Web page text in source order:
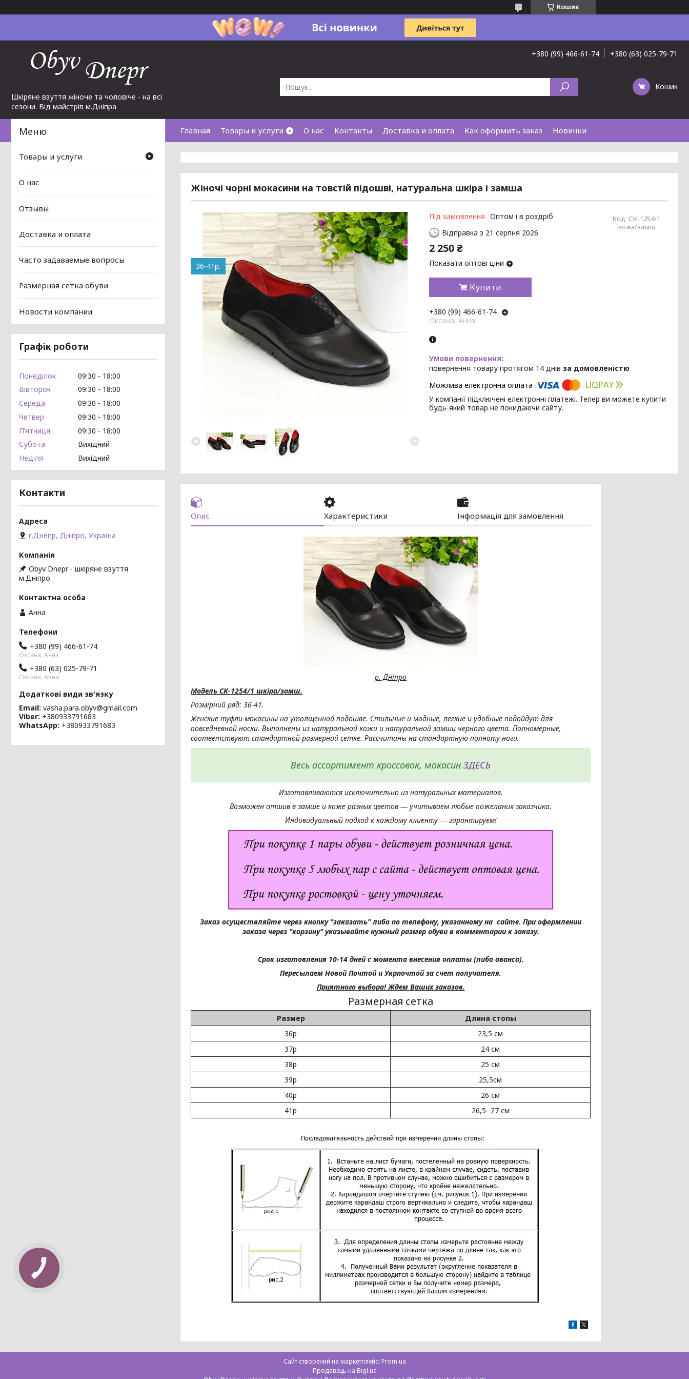
Кошик
Шкіряне взуття жіноче та чоловіче - на всі
сезони. Від майстрів м.Дніпра
+380 (99) 466-61-74 +380 (63) 025-79-71
Кошик
Главная Товары и услуги О нас Контакты Доставка и оплата Как оформить заказ Новинки
Жіночі чорні мокасини на товстій підошві, натуральна шкіра і замша
36-41р.
Під замовлення Оптом і в роздріб Код: СК-1254/1
кожа/замш
Відправка з 21 серпня 2026
2 250 ₴
Показати оптові ціни
Купити
+380 (99) 466-61-74
Оксана, Анна
повернення товару протягом 14 днів за домовленістю
У компанії підключені електронні платежі. Тепер ви можете купити
будь-який товар не покидаючи сайту.
Опис Характеристики Інформація для замовлення
р. Дніпро
Модель СК-1254/1 шкіра/замш.
Розмірний ряд: 36-41.
Женские туфли-мокасины на утолщенной подошве. Стильные и модные, легкие и удобные подойдут для
повседневной носки. Выполнены из натуральной кожи и натуральной замши черного цвета. Полномерные,
соответствуют стандартной размерной сетке. Рассчитаны на стандартную полноту ноги.
Весь ассортимент кроссовок, мокасинЗДЕСЬ
Изготавливаются исключительно из натуральных материалов.
Возможен отшив в замше и коже разных цветов ― учитываем любые пожелания заказчика.
Индивидуальный подход к каждому клиенту ― гарантируем!
Заказ осуществляйте через кнопку "заказать" либо по телефону, указанному на сайте. При оформлении
заказа через "корзину" указывайте нужный размер обуви в комментарии к заказу.
Срок изготовления 10-14 дней с момента внесения оплаты (либо аванса).
Пересылаем Новой Почтой и Укрпочтой за счет получателя.
Приятного выбора! Ждем Ваших заказов.
Размерная сетка
Размер
Длина стопы
36р
23,5 см
37р
24 см
38р
25 см
39р
25,5см
40р
26 см
41р
26,5- 27 см
Товары и услуги
О нас
Отзывы
Доставка и оплата
Часто задаваемые вопросы
Размерная сетка обуви
Новости компании
Графік роботи
Понеділок 09:30
18:00
Вівторок
09:30
18:00
Середа
09:30
18:00
Четвер
09:30
18:00
Пʼятниця
09:30
18:00
Субота
Вихідний
Неділя
Вихідний
Контакти
г.Днепр, Дніпро, Україна
Obyv Dnepr - шкіряне взуття
м.Дніпро
Анна
+380 (99) 466-61-74
Оксана, Анна
+380 (63) 025-79-71
Оксана, Анна
Email vasha.para.obyv@gmail.com
Viber +380933791683
WhatsApp +380933791683
Сайт створений на маркетплейсі Prom.ua
Продавець на Bigl.ua